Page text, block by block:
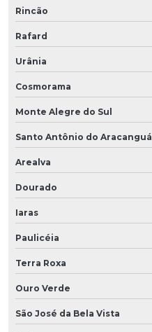
Rincão
Rafard
Urânia
Cosmorama
Monte Alegre do Sul
Santo Antônio do Aracanguá
Arealva
Dourado
Iaras
Paulicéia
Terra Roxa
Ouro Verde
São José da Bela Vista